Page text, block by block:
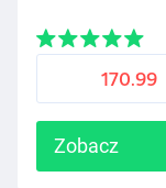
170.99
Zobacz